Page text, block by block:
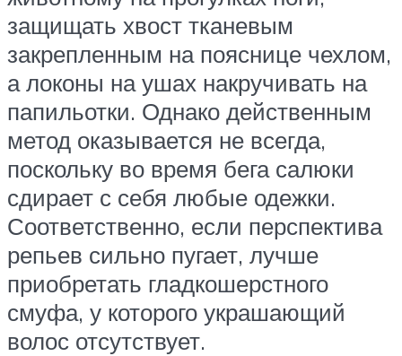
защищать хвост тканевым
закрепленным на пояснице чехлом,
а локоны на ушах накручивать на
папильотки. Однако действенным
метод оказывается не всегда,
поскольку во время бега салюки
сдирает с себя любые одежки.
Соответственно, если перспектива
репьев сильно пугает, лучше
приобретать гладкошерстного
смуфа, у которого украшающий
волос отсутствует.